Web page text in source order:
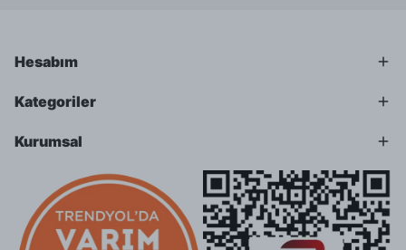
Hesabım
Kategoriler
Kurumsal